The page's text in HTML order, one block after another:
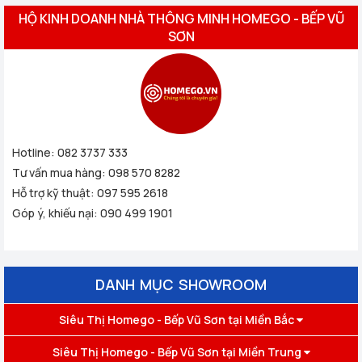
HỘ KINH DOANH NHÀ THÔNG MINH HOMEGO - BẾP VŨ
SƠN
Hotline: 082 3737 333
Tư vấn mua hàng: 098 570 8282
Hỗ trợ kỹ thuật: 097 595 2618
Góp ý, khiếu nại: 090 499 1901
DANH MỤC SHOWROOM
Siêu Thị Homego - Bếp Vũ Sơn tại Miền Bắc
Siêu Thị Homego - Bếp Vũ Sơn tại Miền Trung